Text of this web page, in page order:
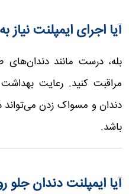
آیا اجرای ایمپلنت نیاز
بله، درست مانند دندان‌های
مراقبت کنید. رعایت
دندان و مسواک زدن می‌تواند
باشد.
آیا ایمپلنت دندان